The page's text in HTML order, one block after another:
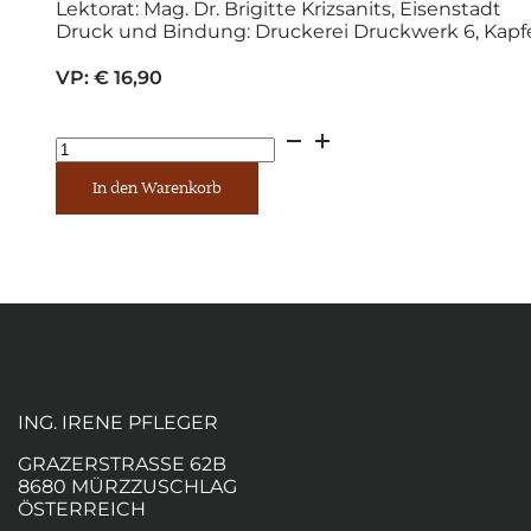
Lektorat: Mag. Dr. Brigitte Krizsanits, Eisenstadt
Druck und Bindung: Druckerei Druckwerk 6,
VP: € 16,90
Von
Bären
undIn den Warenkorb
ING. IRENE PFLEGER
GRAZERSTRASSE 62B
8680 MÜRZZUSCHLAG
ÖSTERREICH